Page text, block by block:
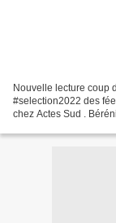
Nouvelle lecture coup
#selection2022 des
chez Actes Sud .